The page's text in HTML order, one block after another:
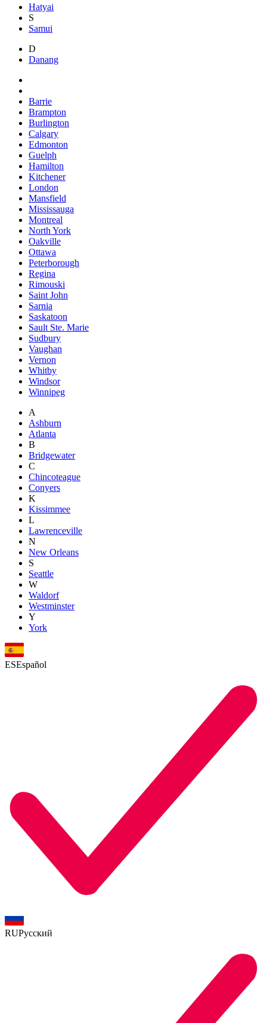
Hatyai
S
Samui
D
Danang
Barrie
Brampton
Burlington
Calgary
Edmonton
Guelph
Hamilton
Kitchener
London
Mansfield
Mississauga
Montreal
North York
Oakville
Ottawa
Peterborough
Regina
Rimouski
Saint John
Sarnia
Saskatoon
Sault Ste. Marie
Sudbury
Vaughan
Vernon
Whitby
Windsor
Winnipeg
A
Ashburn
Atlanta
B
Bridgewater
C
Chincoteague
Conyers
K
Kissimmee
L
Lawrenceville
N
New Orleans
S
Seattle
W
Waldorf
Westminster
Y
York
ESEspañol
RUРусский